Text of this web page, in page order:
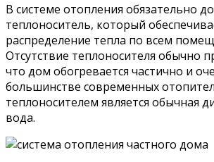
В системе отопления обязательно
теплоноситель, который
распределение тепла по всем
Отсутствие теплоносителя обычно
что дом обогревается частично и
большинстве современных
теплоносителем является обычная
вода.